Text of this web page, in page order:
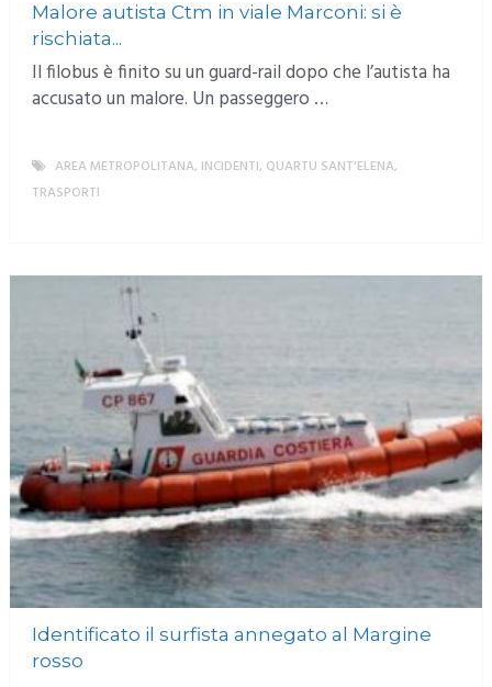
Malore autista Ctm in viale Marconi: si è
rischiata...
Il filobus è finito su un guard-rail dopo che l’autista ha
accusato un malore. Un passeggero …
AREA METROPOLITANA, INCIDENTI, QUARTU SANT'ELENA,
TRASPORTI
Identificato il surfista annegato al Margine
rosso